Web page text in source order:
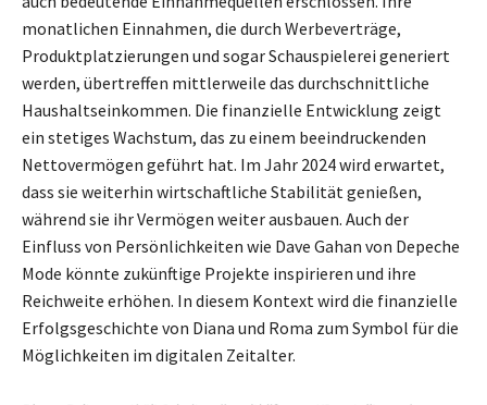
monatlichen Einnahmen, die durch Werbeverträge,
Produktplatzierungen und sogar Schauspielerei generiert
werden, übertreffen mittlerweile das durchschnittliche
Haushaltseinkommen. Die finanzielle Entwicklung zeigt
ein stetiges Wachstum, das zu einem beeindruckenden
Nettovermögen geführt hat. Im Jahr 2024 wird erwartet,
dass sie weiterhin wirtschaftliche Stabilität genießen,
während sie ihr Vermögen weiter ausbauen. Auch der
Einfluss von Persönlichkeiten wie Dave Gahan von Depeche
Mode könnte zukünftige Projekte inspirieren und ihre
Reichweite erhöhen. In diesem Kontext wird die finanzielle
Erfolgsgeschichte von Diana und Roma zum Symbol für die
Möglichkeiten im digitalen Zeitalter.